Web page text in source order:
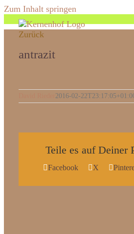
Zum Inhalt springen
Zurück
antrazit
2016-02-
Teile es auf Deiner
Facebook X